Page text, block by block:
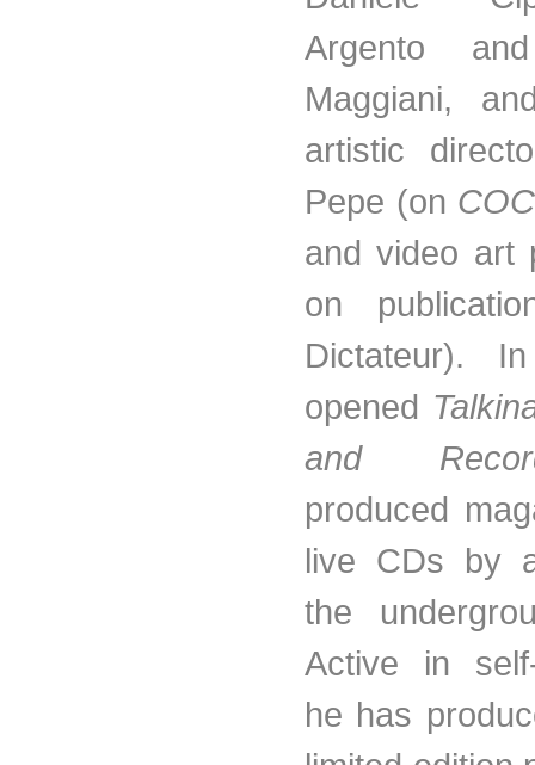
Argento
Maggiani,
artistic
Pepe (on
and video art
on
Dictateur).
opened
and
produced
live CDs by
the
Active in
he has